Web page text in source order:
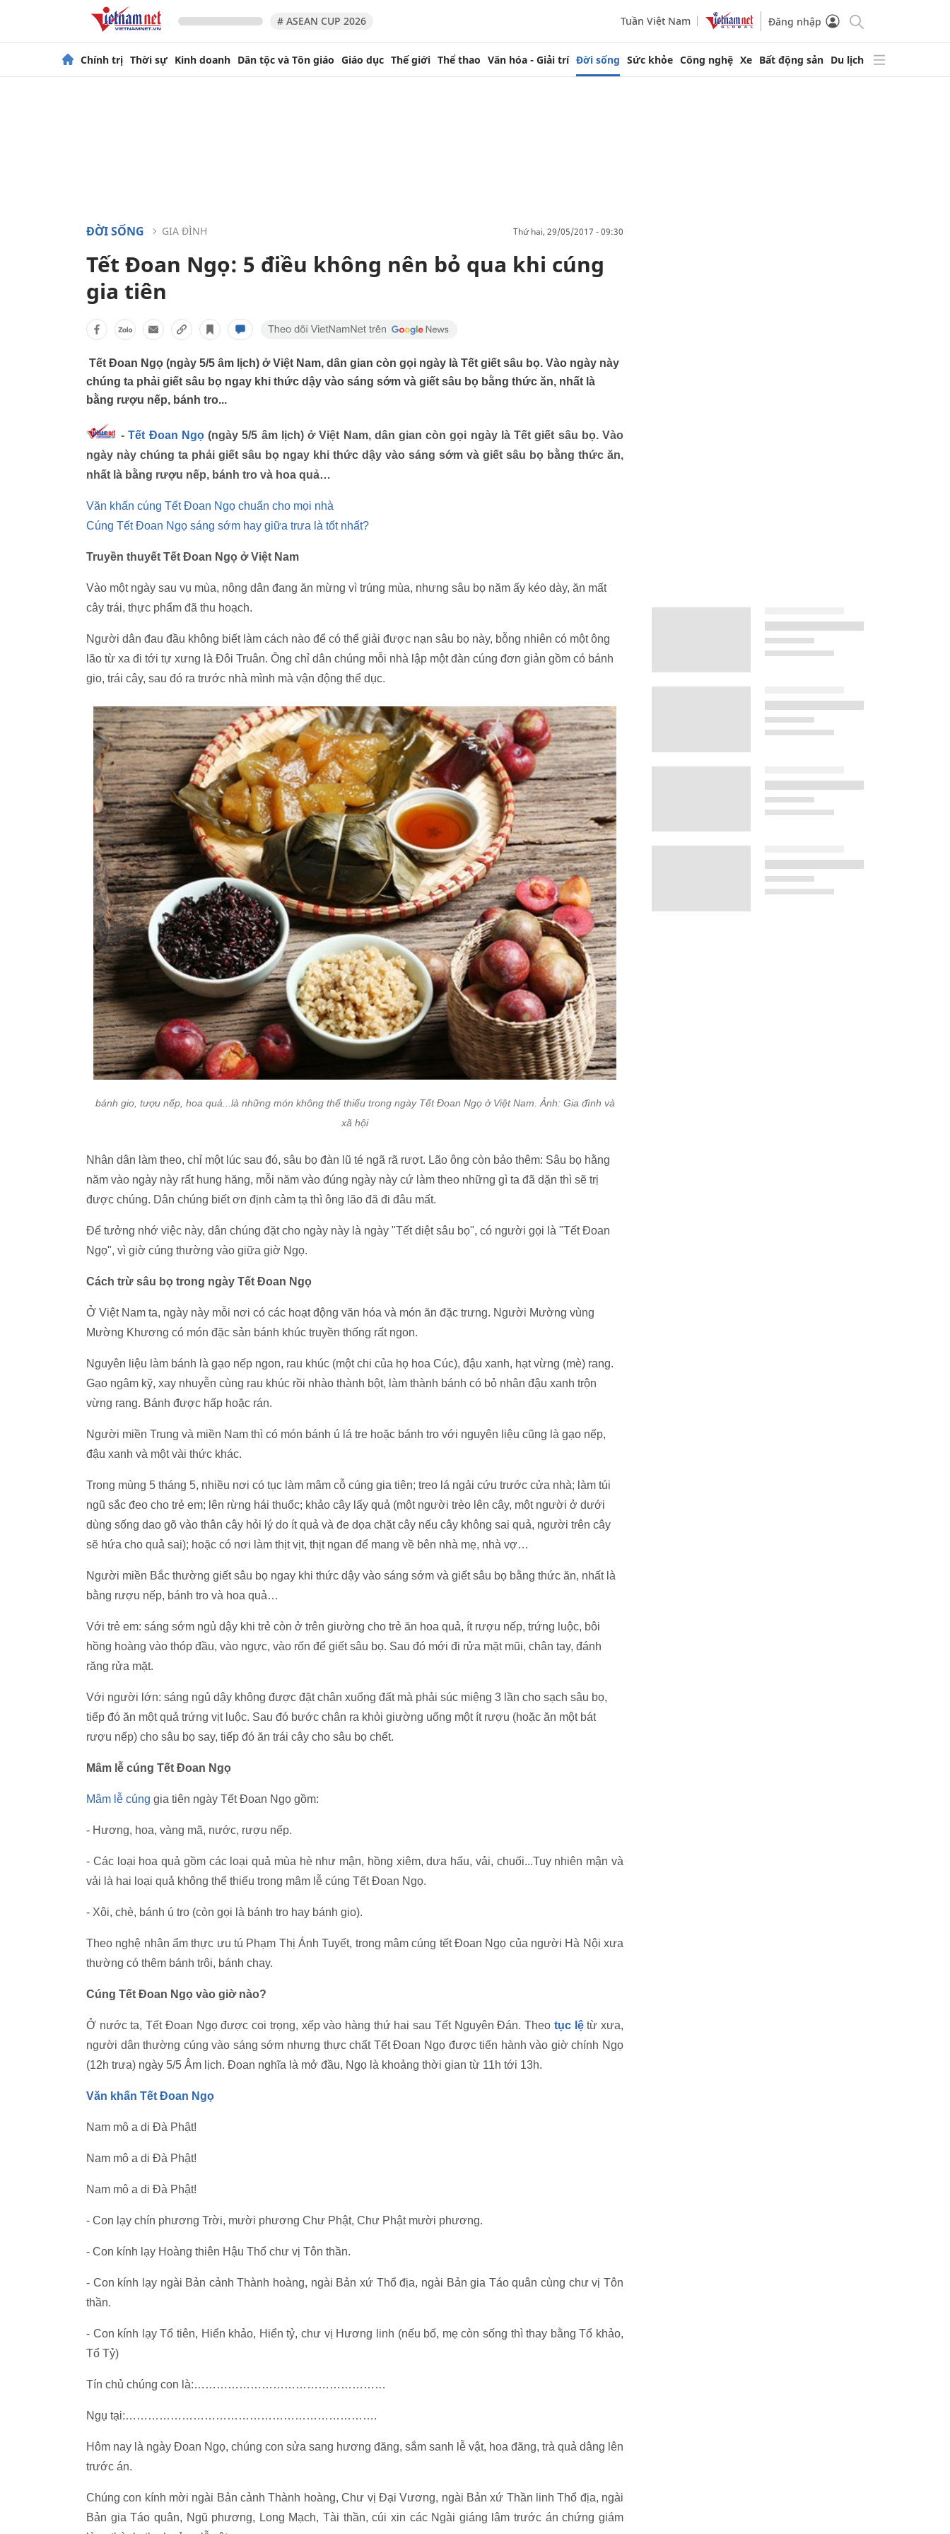
# ASEAN CUP 2026 Tuần Việt Nam Đăng nhập
Chính trị Thời sự Kinh doanh Dân tộc và Tôn giáo Giáo dục Thế giới Thể thao Văn hóa - Giải trí Đời sống Sức khỏe Công nghệ Xe Bất động sản Du lịch
ĐỜI SỐNG GIA ĐÌNH thứ hai, 29/05/2017 - 09:30
Tết Đoan Ngọ: 5 điều không nên bỏ qua khi cúng
gia tiên
Tết Đoan Ngọ (ngày 5/5 âm lịch) ở Việt Nam, dân gian còn gọi ngày là Tết giết sâu bọ. Vào ngày này
chúng ta phải giết sâu bọ ngay khi thức dậy vào sáng sớm và giết sâu bọ bằng thức ăn, nhất là
bằng rượu nếp, bánh tro...
-Tết Đoan Ngọ(ngày 5/5 âm lịch) ở Việt Nam, dân gian còn gọi ngày là Tết giết sâu bọ. Vào
ngày này chúng ta phải giết sâu bọ ngay khi thức dậy vào sáng sớm và giết sâu bọ bằng thức ăn,
nhất là bằng rượu nếp, bánh tro và hoa quả…
Văn khấn cúng Tết Đoan Ngọ chuẩn cho mọi nhà
Cúng Tết Đoan Ngọ sáng sớm hay giữa trưa là tốt nhất?
Truyền thuyết Tết Đoan Ngọ ở Việt Nam
Vào một ngày sau vụ mùa, nông dân đang ăn mừng vì trúng mùa, nhưng sâu bọ năm ấy kéo dày, ăn mất
cây trái, thực phẩm đã thu hoạch.
Người dân đau đầu không biết làm cách nào để có thể giải được nạn sâu bọ này, bỗng nhiên có một ông
lão từ xa đi tới tự xưng là Đôi Truân. Ông chỉ dân chúng mỗi nhà lập một đàn cúng đơn giản gồm có bánh
gio, trái cây, sau đó ra trước nhà mình mà vận động thể dục.
bánh gio, tượu nếp, hoa quả...là những món không thể thiếu trong ngày Tết Đoan Ngọ ở Việt Nam. Ảnh: Gia đình và
xã hội
Nhân dân làm theo, chỉ một lúc sau đó, sâu bọ đàn lũ té ngã rã rượt. Lão ông còn bảo thêm: Sâu bọ hằng
năm vào ngày này rất hung hăng, mỗi năm vào đúng ngày này cứ làm theo những gì ta đã dặn thì sẽ trị
được chúng. Dân chúng biết ơn định cảm tạ thì ông lão đã đi đâu mất.
Để tưởng nhớ việc này, dân chúng đặt cho ngày này là ngày "Tết diệt sâu bọ", có người gọi là "Tết Đoan
Ngọ", vì giờ cúng thường vào giữa giờ Ngọ.
Cách trừ sâu bọ trong ngày Tết Đoan Ngọ
Ở Việt Nam ta, ngày này mỗi nơi có các hoạt động văn hóa và món ăn đặc trưng. Người Mường vùng
Mường Khương có món đặc sản bánh khúc truyền thống rất ngon.
Nguyên liệu làm bánh là gạo nếp ngon, rau khúc (một chi của họ hoa Cúc), đậu xanh, hạt vừng (mè) rang.
Gạo ngâm kỹ, xay nhuyễn cùng rau khúc rồi nhào thành bột, làm thành bánh có bỏ nhân đậu xanh trộn
vừng rang. Bánh được hấp hoặc rán.
Người miền Trung và miền Nam thì có món bánh ú lá tre hoặc bánh tro với nguyên liệu cũng là gạo nếp,
đậu xanh và một vài thức khác.
Trong mùng 5 tháng 5, nhiều nơi có tục làm mâm cỗ cúng gia tiên; treo lá ngải cứu trước cửa nhà; làm túi
ngũ sắc đeo cho trẻ em; lên rừng hái thuốc; khảo cây lấy quả (một người trèo lên cây, một người ở dưới
dùng sống dao gõ vào thân cây hỏi lý do ít quả và đe dọa chặt cây nếu cây không sai quả, người trên cây
sẽ hứa cho quả sai); hoặc có nơi làm thịt vịt, thịt ngan để mang về bên nhà mẹ, nhà vợ…
Người miền Bắc thường giết sâu bọ ngay khi thức dậy vào sáng sớm và giết sâu bọ bằng thức ăn, nhất là
bằng rượu nếp, bánh tro và hoa quả…
Với trẻ em: sáng sớm ngủ dậy khi trẻ còn ở trên giường cho trẻ ăn hoa quả, ít rượu nếp, trứng luộc, bôi
hồng hoàng vào thóp đầu, vào ngực, vào rốn để giết sâu bọ. Sau đó mới đi rửa mặt mũi, chân tay, đánh
răng rửa mặt.
Với người lớn: sáng ngủ dậy không được đặt chân xuống đất mà phải súc miệng 3 lần cho sạch sâu bọ,
tiếp đó ăn một quả trứng vịt luộc. Sau đó bước chân ra khỏi giường uống một ít rượu (hoặc ăn một bát
rượu nếp) cho sâu bọ say, tiếp đó ăn trái cây cho sâu bọ chết.
Mâm lễ cúng Tết Đoan Ngọ
Mâm lễ cúng gia tiên ngày Tết Đoan Ngọ gồm:
- Hương, hoa, vàng mã, nước, rượu nếp.
- Các loại hoa quả gồm các loại quả mùa hè như mận, hồng xiêm, dưa hấu, vải, chuối...Tuy nhiên mận và
vải là hai loại quả không thể thiếu trong mâm lễ cúng Tết Đoan Ngọ.
- Xôi, chè, bánh ú tro (còn gọi là bánh tro hay bánh gio).
Theo nghệ nhân ẩm thực ưu tú Phạm Thị Ánh Tuyết, trong mâm cúng tết Đoan Ngọ của người Hà Nội xưa
thường có thêm bánh trôi, bánh chay.
Cúng Tết Đoan Ngọ vào giờ nào?
Ở nước ta, Tết Đoan Ngọ được coi trọng, xếp vào hàng thứ hai sau Tết Nguyên Đán. Theo tục lệtừ xưa,
người dân thường cúng vào sáng sớm nhưng thực chất Tết Đoan Ngọ được tiến hành vào giờ chính Ngọ
(12h trưa) ngày 5/5 Âm lịch. Đoan nghĩa là mở đầu, Ngọ là khoảng thời gian từ 11h tới 13h.
Văn khấn Tết Đoan Ngọ
Nam mô a di Đà Phật!
Nam mô a di Đà Phật!
Nam mô a di Đà Phật!
- Con lạy chín phương Trời, mười phương Chư Phật, Chư Phật mười phương.
- Con kính lạy Hoàng thiên Hậu Thổ chư vị Tôn thần.
- Con kính lạy ngài Bản cảnh Thành hoàng, ngài Bản xứ Thổ địa, ngài Bản gia Táo quân cùng chư vị Tôn
thần.
- Con kính lạy Tổ tiên, Hiển khảo, Hiển tỷ, chư vị Hương linh (nếu bố, mẹ còn sống thì thay bằng Tổ khảo,
Tổ Tỷ)
Tín chủ chúng con là:……………………………………………
Ngụ tại:………………………………………………………….
Hôm nay là ngày Đoan Ngọ, chúng con sửa sang hương đăng, sắm sanh lễ vật, hoa đăng, trà quả dâng lên
trước án.
Chúng con kính mời ngài Bản cảnh Thành hoàng, Chư vị Đại Vương, ngài Bản xứ Thần linh Thổ địa, ngài
Bản gia Táo quân, Ngũ phương, Long Mạch, Tài thần, cúi xin các Ngài giáng lâm trước án chứng giám